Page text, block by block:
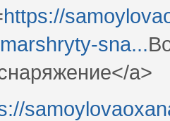
https://
sna...
a>